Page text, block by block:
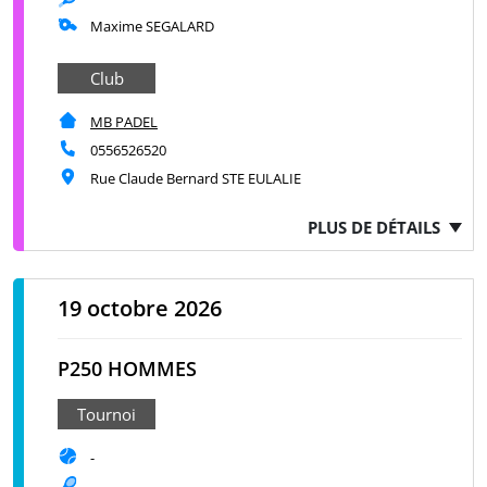
Maxime SEGALARD
Club
MB PADEL
0556526520
Rue Claude Bernard STE EULALIE
PLUS DE DÉTAILS
19 octobre 2026
P250 HOMMES
Tournoi
-